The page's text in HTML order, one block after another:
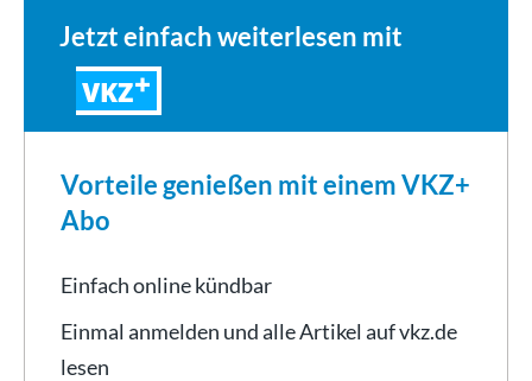
Jetzt einfach weiterlesen mit
VKZ
Vorteile genießen mit einem VKZ+
Abo
Einfach online kündbar
Einmal anmelden und alle Artikel auf vkz.de
lesen